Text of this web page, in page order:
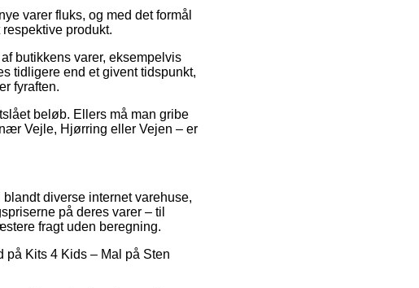
varer fluks, og med det formål
produkt.
butikkens varer, eksempelvis
tidligere end et givent tidspunkt,
fyraften.
beløb. Ellers må man gribe
Vejle, Hjørring eller Vejen – er
diverse internet varehuse,
på deres varer – til
fragt uden beregning.
på Kits 4 Kids – Mal på Sten